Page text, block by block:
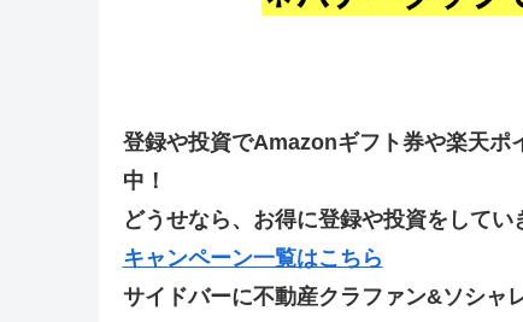
登録や投資でAmazonギフト券や楽天ポ
中！
どうせなら、お得に登録や投資をしてい
キャンペーン一覧はこちら
サイドバーに不動産クラファン&ソシャ